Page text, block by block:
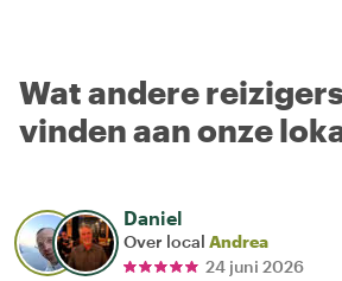
Wat andere
vinden aan onze
Daniel
Over local Andrea
24 juni 2026